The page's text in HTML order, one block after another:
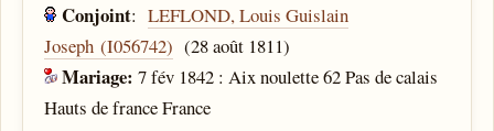
Conjoint:LEFLOND, Louis Guislain
Joseph (I056742) (28 août 1811)
Mariage:7 fév 1842 : Aix noulette 62 Pas de calais
Hauts de france France